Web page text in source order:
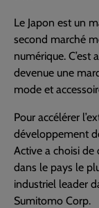
Le Japon est un
second marché
numérique. C’est
devenue une
mode et
Pour accélérer
développement
Active a choisi
dans le pays le
industriel leader
Sumitomo Corp.